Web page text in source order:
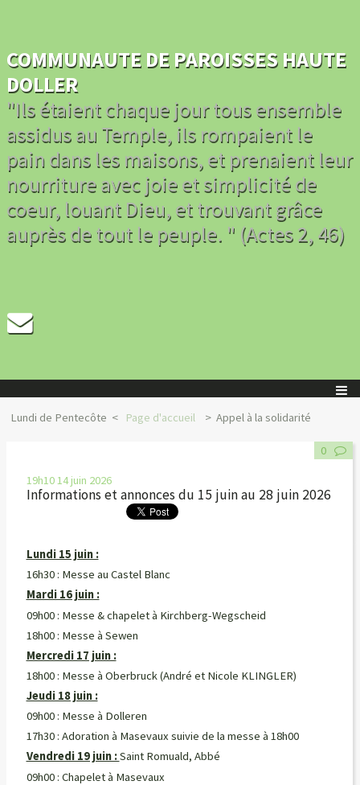
COMMUNAUTE DE PAROISSES HAUTE
DOLLER
"Ils étaient chaque jour tous ensemble
assidus au Temple, ils rompaient le
pain dans les maisons, et prenaient leur
nourriture avec joie et simplicité de
coeur, louant Dieu, et trouvant grâce
auprès de tout le peuple. " (Actes 2, 46)
Lundi de Pentecôte Page d'accueil Appel à la solidarité
19h1014juin 2026
Informations et annonces du 15 juin au 28 juin 2026
Lundi 15 juin :
16h30 : Messe au Castel Blanc
Mardi 16 juin :
09h00 : Messe & chapelet à Kirchberg-Wegscheid
18h00 : Messe à Sewen
Mercredi 17 juin :
18h00 : Messe à Oberbruck (André et Nicole KLINGLER)
Jeudi 18 juin :
09h00 : Messe à Dolleren
17h30 : Adoration à Masevaux suivie de la messe à 18h00
Vendredi 19 juin :Saint Romuald, Abbé
09h00 : Chapelet à Masevaux
0